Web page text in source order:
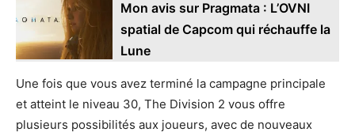
Mon avis sur Pragmata : L’OVNI
spatial de Capcom qui réchauffe la
Lune
Une fois que vous avez terminé la campagne principale
et atteint le niveau 30, The Division 2 vous offre
plusieurs possibilités aux joueurs, avec de nouveaux